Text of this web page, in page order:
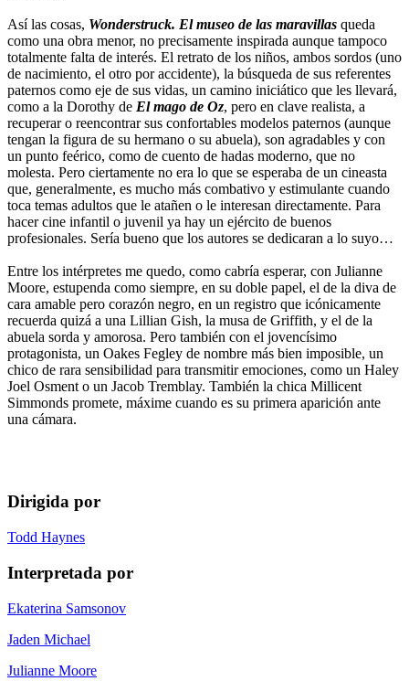
Así las cosas, Wonderstruck. El museo de las maravillas queda
como una obra menor, no precisamente inspirada aunque tampoco
totalmente falta de interés. El retrato de los niños, ambos sordos (uno
de nacimiento, el otro por accidente), la búsqueda de sus referentes
paternos como eje de sus vidas, un camino iniciático que les llevará,
como a la Dorothy de El mago de Oz, pero en clave realista, a
recuperar o reencontrar sus confortables modelos paternos (aunque
tengan la figura de su hermano o su abuela), son agradables y con
un punto feérico, como de cuento de hadas moderno, que no
molesta. Pero ciertamente no era lo que se esperaba de un cineasta
que, generalmente, es mucho más combativo y estimulante cuando
toca temas adultos que le atañen o le interesan directamente. Para
hacer cine infantil o juvenil ya hay un ejército de buenos
profesionales. Sería bueno que los autores se dedicaran a lo suyo…
Entre los intérpretes me quedo, como cabría esperar, con Julianne
Moore, estupenda como siempre, en su doble papel, el de la diva de
cara amable pero corazón negro, en un registro que icónicamente
recuerda quizá a una Lillian Gish, la musa de Griffith, y el de la
abuela sorda y amorosa. Pero también con el jovencísimo
protagonista, un Oakes Fegley de nombre más bien imposible, un
chico de rara sensibilidad para transmitir emociones, como un Haley
Joel Osment o un Jacob Tremblay. También la chica Millicent
Simmonds promete, máxime cuando es su primera aparición ante
una cámara.
Dirigida por
Todd Haynes
Interpretada por
Ekaterina Samsonov
Jaden Michael
Julianne Moore